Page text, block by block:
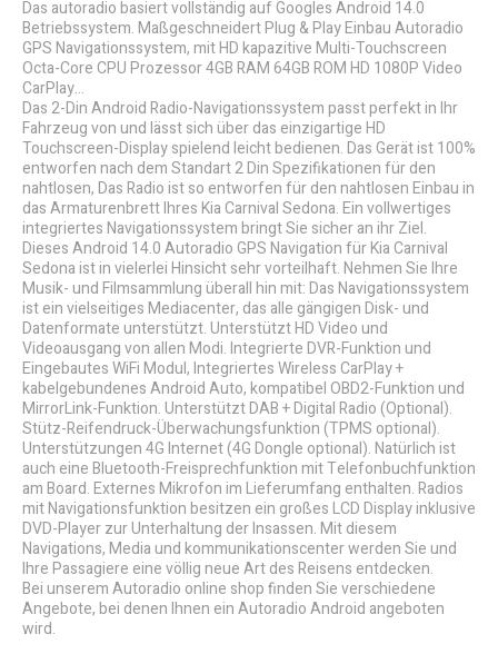
Das autoradio basiert vollständig auf Googles Android 14.0
Betriebssystem. Maßgeschneidert Plug & Play Einbau Autoradio
GPS Navigationssystem, mit HD kapazitive Multi-Touchscreen
Octa-Core CPU Prozessor 4GB RAM 64GB ROM HD 1080P Video
CarPlay...
Das 2-Din Android Radio-Navigationssystem passt perfekt in Ihr
Fahrzeug von und lässt sich über das einzigartige HD
Touchscreen-Display spielend leicht bedienen. Das Gerät ist 100%
entworfen nach dem Standart 2 Din Spezifikationen für den
nahtlosen, Das Radio ist so entworfen für den nahtlosen Einbau in
das Armaturenbrett Ihres Kia Carnival Sedona. Ein vollwertiges
integriertes Navigationssystem bringt Sie sicher an ihr Ziel.
Dieses Android 14.0 Autoradio GPS Navigation für Kia Carnival
Sedona ist in vielerlei Hinsicht sehr vorteilhaft. Nehmen Sie Ihre
Musik- und Filmsammlung überall hin mit: Das Navigationssystem
ist ein vielseitiges Mediacenter, das alle gängigen Disk- und
Datenformate unterstützt. Unterstützt HD Video und
Videoausgang von allen Modi. Integrierte DVR-Funktion und
Eingebautes WiFi Modul, Integriertes Wireless CarPlay +
kabelgebundenes Android Auto, kompatibel OBD2-Funktion und
MirrorLink-Funktion. Unterstützt DAB + Digital Radio (Optional).
Stütz-Reifendruck-Überwachungsfunktion (TPMS optional).
Unterstützungen 4G Internet (4G Dongle optional). Natürlich ist
auch eine Bluetooth-Freisprechfunktion mit Telefonbuchfunktion
am Board. Externes Mikrofon im Lieferumfang enthalten. Radios
mit Navigationsfunktion besitzen ein großes LCD Display inklusive
DVD-Player zur Unterhaltung der Insassen. Mit diesem
Navigations, Media und kommunikationscenter werden Sie und
Ihre Passagiere eine völlig neue Art des Reisens entdecken.
Bei unserem Autoradio online shop finden Sie verschiedene
Angebote, bei denen Ihnen ein Autoradio Android angeboten
wird.